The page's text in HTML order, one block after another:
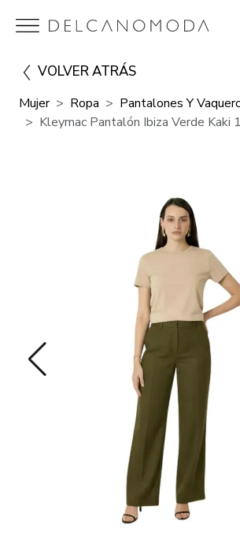
VOLVER ATRÁS
Mujer Ropa
Pantalones Y
Kleymac Pantalón Ibiza Verde Kaki